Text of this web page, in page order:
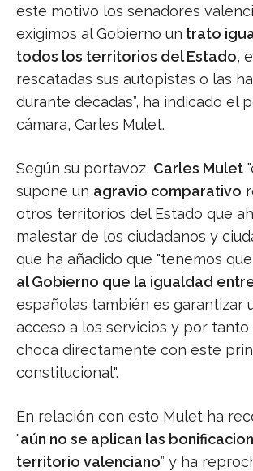
este motivo los senadores
exigimos al Gobierno un trato
todos los territorios del Estado,
rescatadas sus autopistas o las
durante décadas”, ha indicado el
cámara, Carles Mulet.
Según su portavoz, Carles Mulet
supone un agravio comparativo
otros territorios del Estado que
malestar de los ciudadanos y
que ha añadido que "tenemos que
al Gobierno que la igualdad
españolas también es garantizar
acceso a los servicios y por
choca directamente con este
constitucional".
En relación con esto Mulet ha
"aún no se aplican las
territorio valenciano” y ha